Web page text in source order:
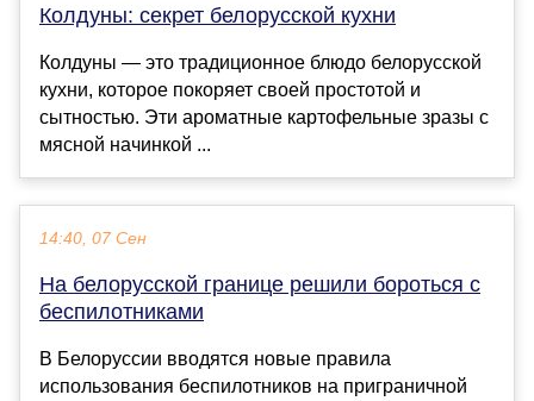
Колдуны: секрет белорусской кухни
Колдуны — это традиционное блюдо белорусской
кухни, которое покоряет своей простотой и
сытностью. Эти ароматные картофельные зразы с
мясной начинкой ...
14:40, 07 Сен
На белорусской границе решили бороться с
беспилотниками
В Белоруссии вводятся новые правила
использования беспилотников на приграничной